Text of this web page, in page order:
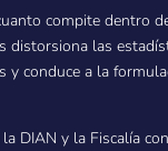
compite dentro
las
conduce a la
DIAN y la Fiscalía